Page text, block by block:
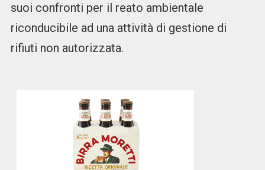
suoi confronti per il reato ambientale
riconducibile ad una attività di gestione di
rifiuti non autorizzata.